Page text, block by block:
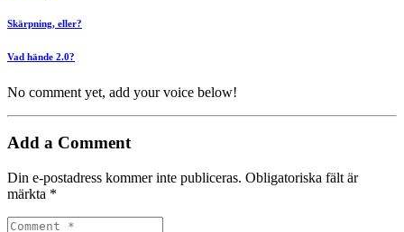
Skärpning, eller?
Vad hände 2.0?
No comment yet, add your voice below!
Add a Comment
Din e-postadress kommer inte publiceras. Obligatoriska fält är
märkta *
Comment